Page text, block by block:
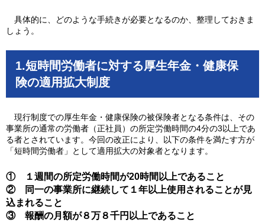
具体的に、どのような手続きが必要となるのか、整理しておきま
しょう。
1.短時間労働者に対する厚生年金・健康保
険の適用拡大制度
現行制度での厚生年金・健康保険の被保険者となる条件は、その
事業所の通常の労働者（正社員）の所定労働時間の4分の3以上であ
る者とされています。今回の改正により、以下の条件を満たす方が
「短時間労働者」として適用拡大の対象者となります。
① １週間の所定労働時間が20時間以上であること
② 同一の事業所に継続して１年以上使用されることが見
込まれること
③ 報酬の月額が８万８千円以上であること